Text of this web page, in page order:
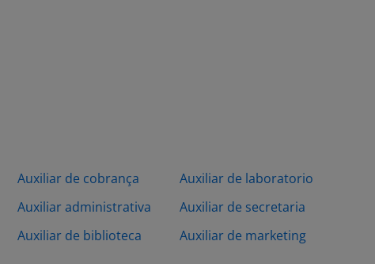
Auxiliar de cobrança
Auxiliar administrativa
Auxiliar de biblioteca
Auxiliar de laboratorio
Auxiliar de secretaria
Auxiliar de marketing